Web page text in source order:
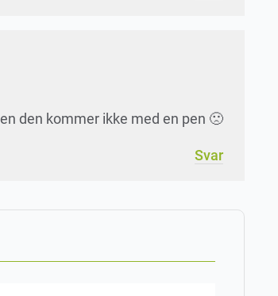
den kommer ikke med en pen 🙁
Svar